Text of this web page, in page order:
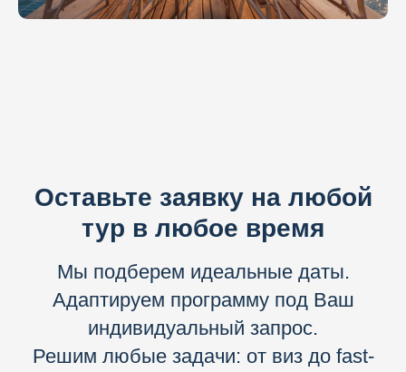
Оставьте заявку на любой
тур в любое время
Мы подберем идеальные даты.
Адаптируем программу под Ваш
индивидуальный запрос.
Решим любые задачи: от виз до fast-